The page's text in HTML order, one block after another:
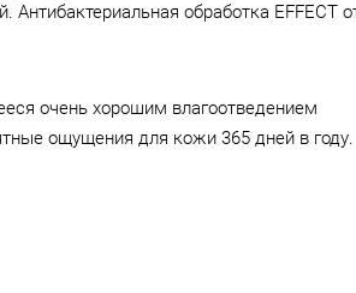
Антибактериальная обработка EFFECT
очень хорошим влагоотведением
ощущения для кожи 365 дней в году.